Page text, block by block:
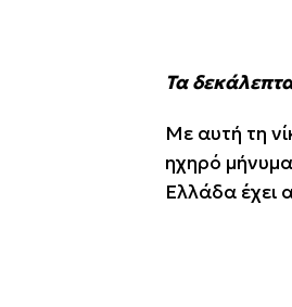
Τα
Με αυτή τη
ηχηρό
Ελλάδα έχει